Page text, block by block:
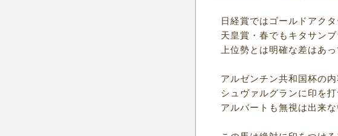
日経賞ではゴールドアクタ
天皇賞・春でもキタサンブ
上位勢とは明確な差はあっ
アルゼンチン共和国杯の
シュヴァルグランに印を打
アルバートも無視は出来な